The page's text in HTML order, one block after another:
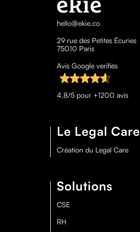
hello@ekie.co
29 rue des Petites Écuries
75010 Paris
Avis Google verifiés
4,8/5 pour +1200 avis
Le Legal Care
Création du Legal Care
Solutions
CSE
RH